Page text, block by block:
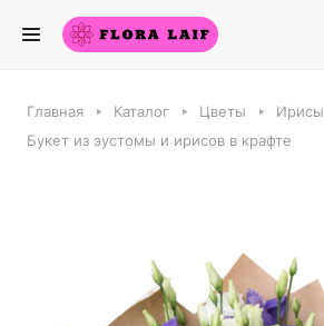
Главная Каталог Цветы
Ирисы
Букет из эустомы и ирисов в крафте